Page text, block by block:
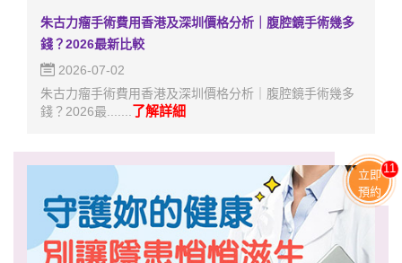
朱古力瘤手術費用香港及深圳價格分析｜腹腔鏡手術幾多
錢？2026最新比較
2026-07-02
朱古力瘤手術費用香港及深圳價格分析｜腹腔鏡手術幾多
錢？2026最....... 了解詳細
立即
預約
11